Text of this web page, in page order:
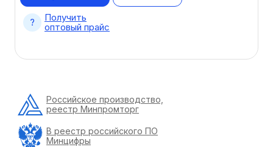
Получить
оптовый прайс
Российское производство,
реестр Минпромторг
В реестр российского ПО
Минцифры